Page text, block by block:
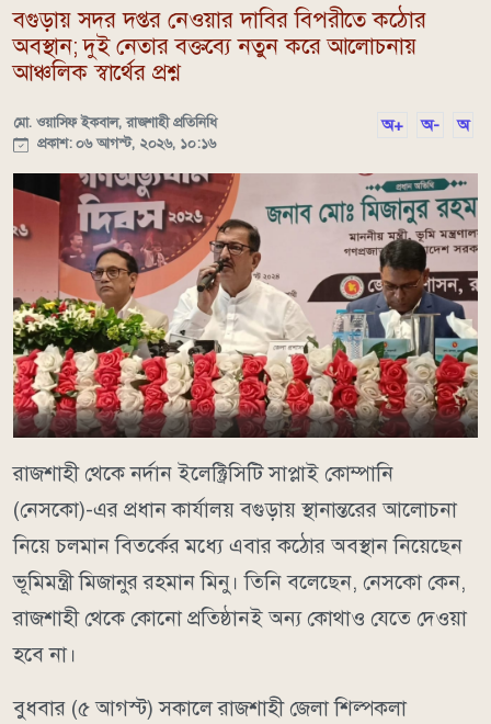
বগুড়ায় সদর দপ্তর নেওয়ার দাবির বিপরীতে কঠোর
অবস্থান; দুই নেতার বক্তব্যে নতুন করে আলোচনায়
আঞ্চলিক স্বার্থের প্রশ্ন
মো. ওয়াসিফ ইকবাল, রাজশাহী প্রতিনিধি
প্রকাশ: ০৬ আগস্ট, ২০২৬, ১০:১৬
অ+ অ- অ
রাজশাহী থেকে নর্দান ইলেক্ট্রিসিটি সাপ্লাই কোম্পানি
(নেসকো)-এর প্রধান কার্যালয় বগুড়ায় স্থানান্তরের আলোচনা
নিয়ে চলমান বিতর্কের মধ্যে এবার কঠোর অবস্থান নিয়েছেন
ভূমিমন্ত্রী মিজানুর রহমান মিনু। তিনি বলেছেন, নেসকো কেন,
রাজশাহী থেকে কোনো প্রতিষ্ঠানই অন্য কোথাও যেতে দেওয়া
হবে না।
বুধবার (৫ আগস্ট) সকালে রাজশাহী জেলা শিল্পকলা